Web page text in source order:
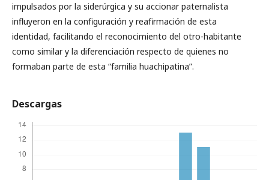
impulsados por la siderúrgica y su accionar paternalista
influyeron en la configuración y reafirmación de esta
identidad, facilitando el reconocimiento del otro-habitante
como similar y la diferenciación respecto de quienes no
formaban parte de esta “familia huachipatina”.
Descargas